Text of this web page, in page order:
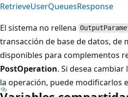
RetrieveUserQueuesResponse
El sistema no rellena
transacción de base de datos, de
disponibles para complementos
PostOperation. Si desea
la operación, puede modificarlos